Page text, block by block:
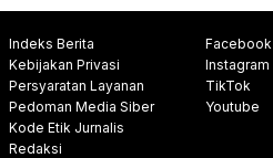
Indeks Berita
Kebijakan Privasi
Persyaratan Layanan
Pedoman Media Siber
Kode Etik Jurnalis
Redaksi
Facebook
Instagram
TikTok
Youtube